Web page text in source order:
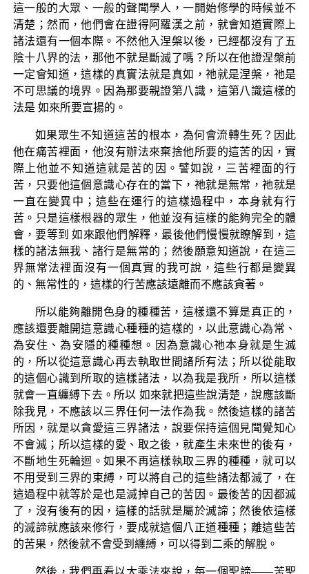
這一般的大眾、一般的聲聞學人，一開始修學的時候並不
清楚；然而，他們會在證得阿羅漢之前，就會知道實際上
諸法還有一個本際。不然他入涅槃以後，已經都沒有了五
陰十八界的法，那他不就是斷滅了嗎？所以在他證涅槃前
一定會知道，這樣的真實法就是真如，祂就是涅槃，祂是
不可思議的境界。因為那要親證第八識，這第八識這樣的
法是 如來所要宣揚的。
如果眾生不知道這苦的根本，為何會流轉生死？因此
他在痛苦裡面，他沒有辦法來棄捨他所要的這苦的因，實
際上他並不知道這就是苦的因。譬如說，三苦裡面的行
苦，只要他這個意識心存在的當下，祂就是無常，祂就是
一直在變異中；這些在運行的這樣過程中，本身就有行
苦。只是這樣根器的眾生，他並沒有這樣的能夠完全的體
會，要等到 如來跟他們解釋，最後他們慢慢就瞭解到，這
樣的諸法無我、諸行是無常的；然後願意知道說，在這三
界無常法裡面沒有一個真實的我可說，這些行都是變異
的、無常性的，這樣的行苦應該遠離而不應該貪著。
所以能夠離開色身的種種苦，這樣還不算是真正的，
應該還要離開這意識心種種的這樣的，以此意識心為常、
為安住、為安隱的種種想。因為意識心祂本身就是生滅
的，所以從這意識心再去執取世間諸所有法；所以從能取
的這個心識到所取的這樣諸法，以為我是我所，所以這樣
就會一直纏縛下去。所以 如來就把這些說清楚，說應該斷
除我見，不應該以三界任何一法作為我。然後這樣的諸苦
所因，就是以貪愛這三界諸法，說要保持這個見聞覺知心
不會滅；所以這樣的愛、取之後，就產生未來世的後有，
不斷地生死輪迴。如果不再這樣執取三界的種種，就可以
不用受到三界的束縛，可以將自己的這些諸法都滅了，在
這過程中就等於是也是滅掉自己的苦因。最後苦的因都滅
了，沒有後有的因，這樣的話就是屬於滅諦；然後依這樣
的滅諦就應該來修行，要成就這個八正道種種；離這些苦
的苦果，然後就不會受到纏縛，可以得到二乘的解脫。
然後，我們再看以大乘法來說，每一個聖諦——苦聖